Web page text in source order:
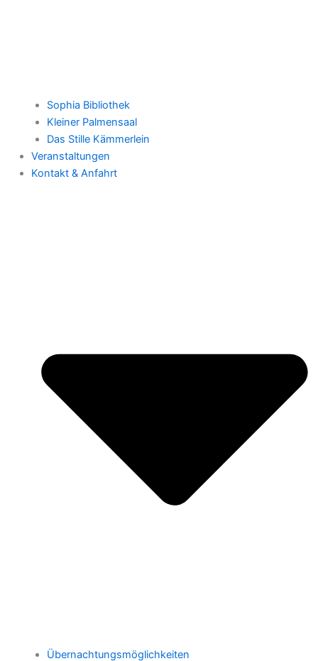
Sophia Bibliothek
Kleiner Palmensaal
Das Stille Kämmerlein
Veranstaltungen
Kontakt & Anfahrt
Übernachtungsmöglichkeiten